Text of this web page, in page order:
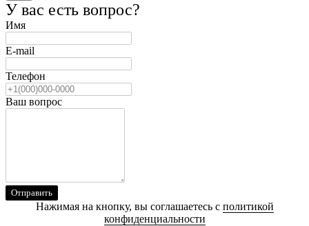
У вас есть вопрос?
Имя
E-mail
Телефон
Ваш вопрос
Отправить
Нажимая на кнопку, вы соглашаетесь с политикой
конфиденциальности